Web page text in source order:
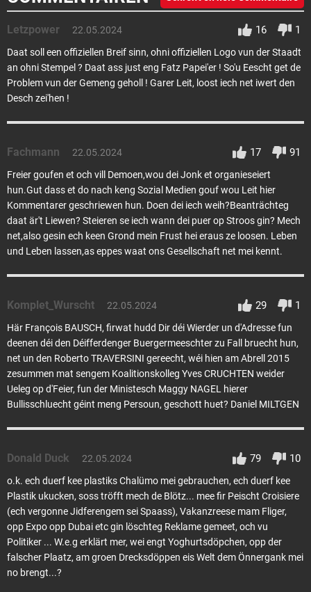
Letzpower 22.05.2024 16 1
Daat soll een offiziellen Breif sinn, ohni offiziellen Logo vun der Staadt
an ohni Stempel ? Daat ass just eng Fatz Papei'er ! So'u Eescht get de
Problem vun der Gemeng geholl ! Garer Leit, loost iech net iwert den
Desch zei'hen !
Fachmann 22.05.2024 17 91
Freier goufen et och vill Demoen,wou dei Jonk et organieseiert
hun.Gut dass et do nach keng Sozial Medien gouf wou Leit hier
Kommentarer geschriewen hun. Doen dei iech weih?Beanträchteg
daat är't Liewen? Steieren se iech wann dei puer op Stroos gin? Mech
net,also gesin ech keen Grond mein Frust hei eraus ze loosen. Leben
und Leben lassen,as eppes waat ons Gesellschaft net mei kennt.
Komplet_Wurscht 22.05.2024 29 1
Här François BAUSCH, firwat hudd Dir déi Wierder un d'Adresse fun
deenen déi den Déifferdenger Buergermeeschter zu Fall bruecht hun,
net un den Roberto TRAVERSINI gereecht, wéi hien am Abrell 2015
zesummen mat sengem Koalitionskolleg Yves CRUCHTEN weider
Ueleg op d'Feier, fun der Ministesch Maggy NAGEL hierer
Bullisschluecht géint meng Persoun, geschott huet? Daniel MILTGEN
Donald Duck 22.05.2024 79 10
o.k. ech duerf kee plastiks Chalümo mei gebrauchen, ech duerf kee
Plastik ukucken, soss tröfft mech de Blötz... mee fir Peischt Croisiere
(ech vergonne Jidferengem sei Spaass), Vakanzreese mam Fliger,
opp Expo opp Dubai etc gin löschteg Reklame gemeet, och vu
Politiker ... W.e.g erklärt mer, wei engt Yoghurtsdöpchen, opp der
falscher Plaatz, am groen Drecksdöppen eis Welt dem Önnergank mei
no brengt...?